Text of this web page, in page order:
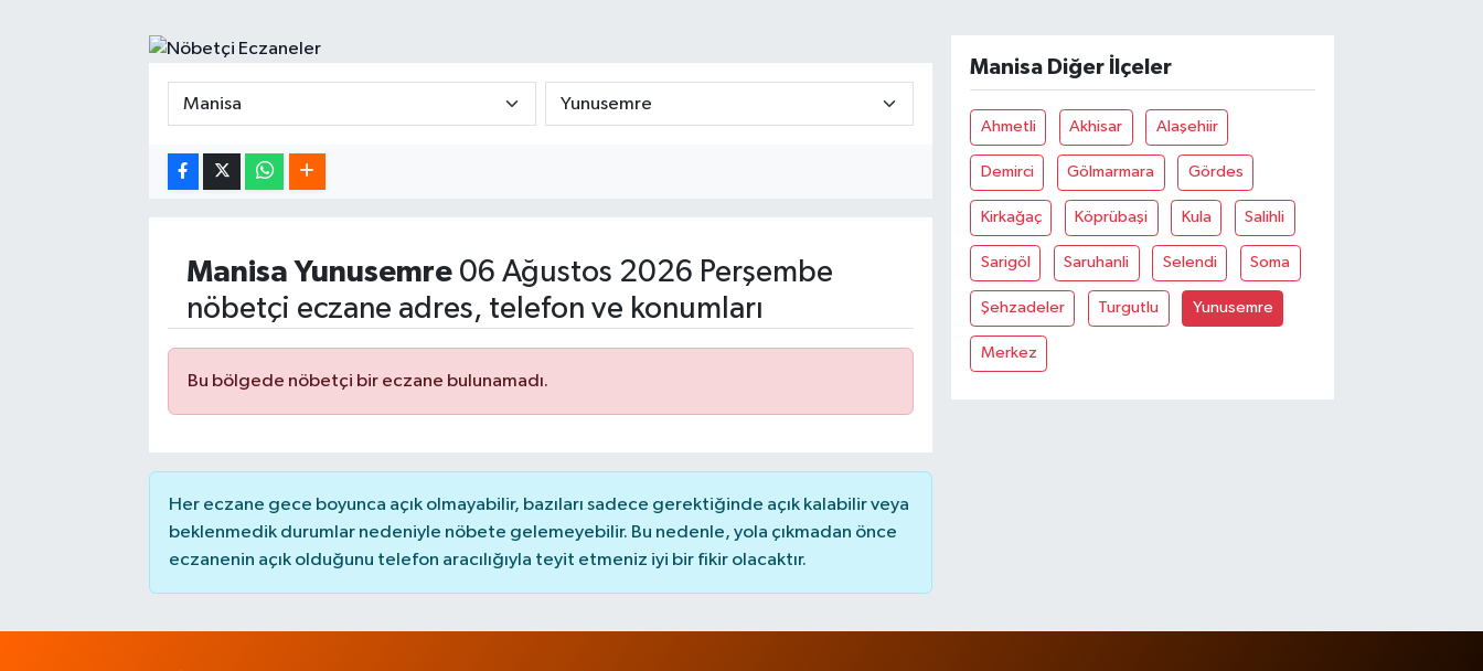
Manisa Yunusemre06 Ağustos 2026 Perşembe
nöbetçi eczane adres, telefon ve konumları
Bu bölgede nöbetçi bir eczane bulunamadı.
Her eczane gece boyunca açık olmayabilir, bazıları sadece gerektiğinde açık kalabilir veya
beklenmedik durumlar nedeniyle nöbete gelemeyebilir. Bu nedenle, yola çıkmadan önce
eczanenin açık olduğunu telefon aracılığıyla teyit etmeniz iyi bir fikir olacaktır.
Manisa Diğer İlçeler
Ahmetli Akhisar Alaşehiir
Demirci Gölmarmara Gördes
Kirkağaç Köprübaşi Kula Salihli
Sarigöl Saruhanli Selendi Soma
Şehzadeler Turgutlu Yunusemre
Merkez